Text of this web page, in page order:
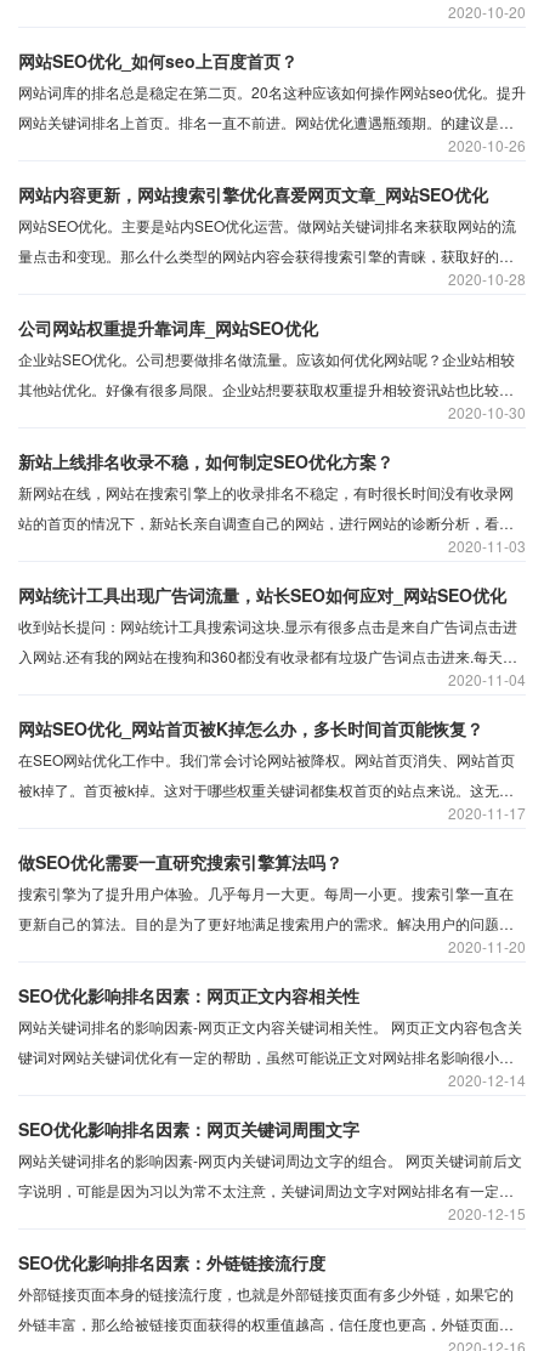
10-20
2020
提升网站内容质量。做好提交推送。明确了解新站有新站考核期。稳定持续优
化度过新站期。网站优化方向对。网站优化排名会稳定。
10-26
2020
网站SEO优化_如何seo上百度首页？
网站词库的排名总是稳定在第二页。20名这种应该如何操作网站seo优化。提升
网站关键词排名上首页。排名一直不前进。网站优化遭遇瓶颈期。的建议是操
10-28
2020
网站内容更新，网站搜索引擎优化喜爱网页文章_网站SEO优化
网站SEO优化。主要是站内SEO优化运营。做网站关键词排名来获取网站的流
量点击和变现。那么什么类型的网站内容会获得搜索引擎的青睐，获取好的关
键词排名呢，接下来为站长们整理下搜索引擎喜爱网页文章的类型。
10-30
2020
公司网站权重提升靠词库_网站SEO优化
企业站SEO优化。公司想要做排名做流量。应该如何优化网站呢？企业站相较
其他站优化。好像有很多局限。企业站想要获取权重提升相较资讯站也比较困
11-03
2020
新站上线排名收录不稳，如何制定SEO优化方案？
新网站在线，网站在搜索引擎上的收录排名不稳定，有时很长时间没有收录网
站的首页的情况下，新站长亲自调查自己的网站，进行网站的诊断分析，看看
11-04
2020
网站统计工具出现广告词流量，站长SEO如何应对_网站SEO优化
收到站长提问：网站统计工具搜索词这块.显示有很多点击是来自广告词点击进
入网站.还有我的网站在搜狗和360都没有收录都有垃圾广告词点击进来.每天都
有很多垃圾流量.这些对我的网站有没有不好的影响.有什么好的解决方案可以解
决吗？
11-17
2020
网站SEO优化_网站首页被K掉怎么办，多长时间首页能恢复？
在SEO网站优化工作中。我们常会讨论网站被降权。网站首页消失、网站首页
被k掉了。首页被k掉。这对于哪些权重关键词都集权首页的站点来说。这无疑
是巨大的伤害。首页被k掉。意味着权重为0。关键词排名消失。网站流量点击
下降。
11-20
2020
做SEO优化需要一直研究搜索引擎算法吗？
搜索引擎为了提升用户体验。几乎每月一大更。每周一小更。搜索引擎一直在
更新自己的算法。目的是为了更好地满足搜索用户的需求。解决用户的问题。
12-14
2020
SEO优化影响排名因素：网页正文内容相关性
网站关键词排名的影响因素-网页正文内容关键词相关性。 网页正文内容包含关
键词对网站关键词优化有一定的帮助，虽然可能说正文对网站排名影响很小，
但是网站SEO优化主要是关键词排名优化。优化的关键词需要SEO优化人员合
理的布局网站关键词，关键词的相关性及匹配主要体现在网页正文中。
12-15
2020
SEO优化影响排名因素：网页关键词周围文字
网站关键词排名的影响因素-网页内关键词周边文字的组合。 网页关键词前后文
字说明，可能是因为习以为常不太注意，关键词周边文字对网站排名有一定的
12-16
2020
SEO优化影响排名因素：外链链接流行度
外部链接页面本身的链接流行度，也就是外部链接页面有多少外链，如果它的
外链丰富，那么给被链接页面获得的权重值越高，信任度也更高，外链页面外